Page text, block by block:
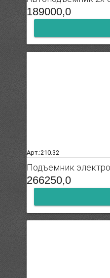
189000,0
Арт.:210.32
Подъемник
266250,0